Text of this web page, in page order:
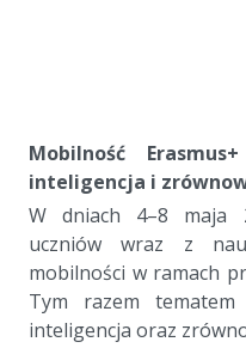
Mobilność
inteligencja i
W dniach 4–8 maja
uczniów wraz z
mobilności w ramach
Tym razem tematem
inteligencja oraz